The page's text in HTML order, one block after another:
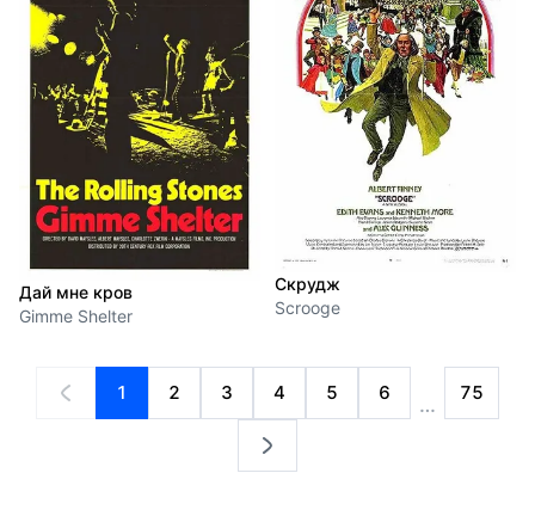
Дай мне кров
Gimme Shelter
Скрудж
Scrooge
1 2 3 4 5 6
…
75